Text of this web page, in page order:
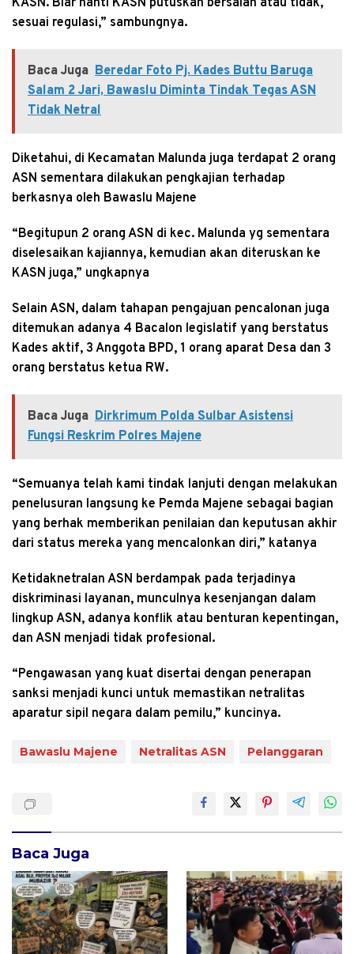
sesuai regulasi,” sambungnya.
Baca Juga Beredar Foto Pj. Kades Buttu Baruga
Salam 2 Jari, Bawaslu Diminta Tindak Tegas ASN
Tidak Netral
Diketahui, di Kecamatan Malunda juga terdapat 2 orang
ASN sementara dilakukan pengkajian terhadap
berkasnya oleh Bawaslu Majene
“Begitupun 2 orang ASN di kec. Malunda yg sementara
diselesaikan kajiannya, kemudian akan diteruskan ke
KASN juga,” ungkapnya
Selain ASN, dalam tahapan pengajuan pencalonan juga
ditemukan adanya 4 Bacalon legislatif yang berstatus
Kades aktif, 3 Anggota BPD, 1 orang aparat Desa dan 3
orang berstatus ketua RW.
Baca Juga Dirkrimum Polda Sulbar Asistensi
Fungsi Reskrim Polres Majene
“Semuanya telah kami tindak lanjuti dengan melakukan
penelusuran langsung ke Pemda Majene sebagai bagian
yang berhak memberikan penilaian dan keputusan akhir
dari status mereka yang mencalonkan diri,” katanya
Ketidaknetralan ASN berdampak pada terjadinya
diskriminasi layanan, munculnya kesenjangan dalam
lingkup ASN, adanya konflik atau benturan kepentingan,
dan ASN menjadi tidak profesional.
“Pengawasan yang kuat disertai dengan penerapan
sanksi menjadi kunci untuk memastikan netralitas
aparatur sipil negara dalam pemilu,” kuncinya.
Bawaslu Majene Netralitas ASN Pelanggaran
Baca Juga